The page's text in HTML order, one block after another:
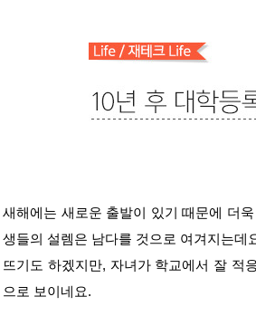
새해에는 새로운 출발이 있기 때문에 더
생들의 설렘은 남다를 것으로 여겨지는데
뜨기도 하겠지만, 자녀가 학교에서 잘 적
으로 보이네요.